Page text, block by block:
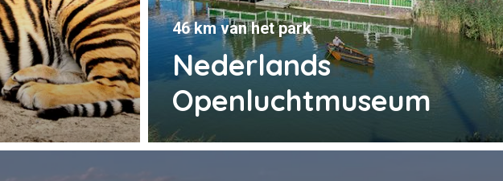
Nederlands
Openluchtmuseum
46 km van het park